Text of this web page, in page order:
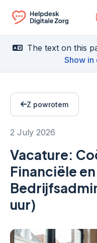
Ga naar de
The text on this
Show in
Z powrotem
2 July 2026
Vacature:
Financiële en
uur)